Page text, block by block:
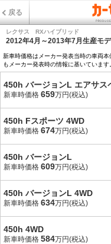
戻る
レクサス RXハイブリッド
2012年4月～2013年7月生産モ
新車時価格はメーカー発表当時の車両
もメーカー発表時の情報に基いています
450h バージョンL エアサス
新車時価格 659万円(税込)
450h Fスポーツ 4WD
新車時価格 674万円(税込)
450h バージョンL
新車時価格 609万円(税込)
450h バージョンL 4WD
新車時価格 634万円(税込)
450h 4WD
新車時価格 584万円(税込)